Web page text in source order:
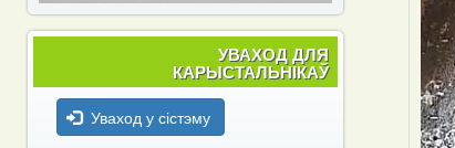
УВАХОД ДЛЯ
КАРЫСТАЛЬНІКАЎ
Уваход у сістэму